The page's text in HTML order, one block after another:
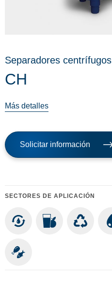
Separadores centrífugos
CH
Más detalles
Solicitar información
SECTORES DE APLICACIÓN